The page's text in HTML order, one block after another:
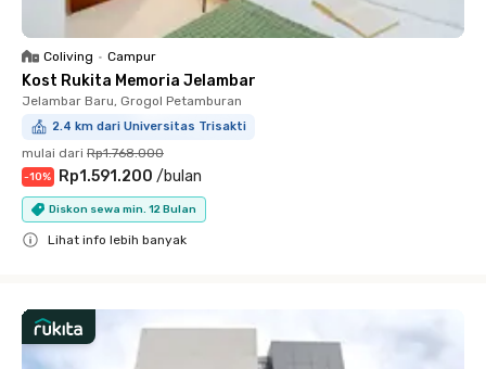
Coliving • Campur
Kost Rukita Memoria Jelambar
Jelambar Baru, Grogol Petamburan
2.4 km dari Universitas Trisakti
mulai dari Rp1.768.000
-10% Rp1.591.200 /bulan
Diskon sewa min. 12 Bulan
Lihat info lebih banyak